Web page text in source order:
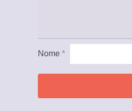
Nome *